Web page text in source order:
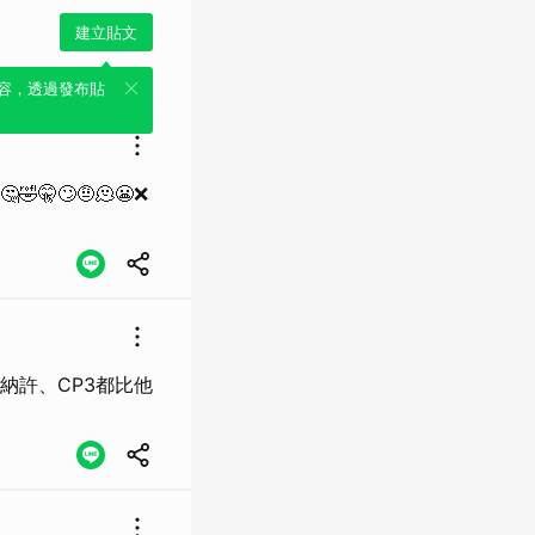
建立貼文
，透過發布貼
許、CP3都比他